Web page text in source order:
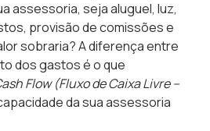
assessoria, seja aluguel, luz,
provisão de comissões e
sobraria?A diferença entre
dos gastos é o que
Flow(Fluxo de Caixa Livre –
da sua assessoria